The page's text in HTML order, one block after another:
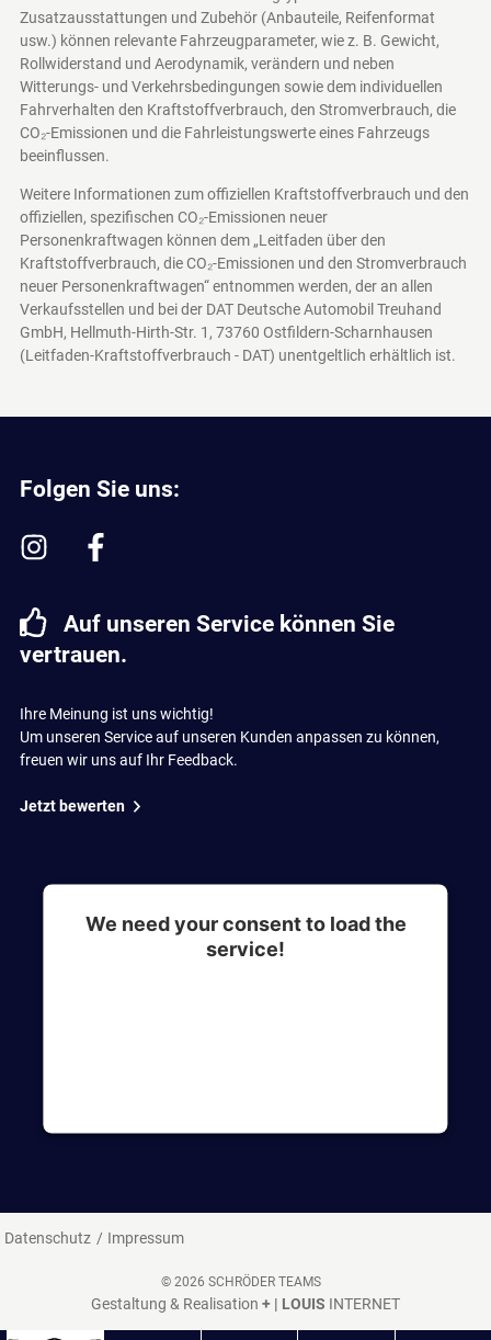
Zusatzausstattungen und Zubehör (Anbauteile, Reifenformat
usw.) können relevante Fahrzeugparameter, wie z. B. Gewicht,
Rollwiderstand und Aerodynamik, verändern und neben
Witterungs- und Verkehrsbedingungen sowie dem individuellen
Fahrverhalten den Kraftstoffverbrauch, den Stromverbrauch, die
CO₂-Emissionen und die Fahrleistungswerte eines Fahrzeugs
beeinflussen.
Weitere Informationen zum offiziellen Kraftstoffverbrauch und den
offiziellen, spezifischen CO₂-Emissionen neuer
Personenkraftwagen können dem „Leitfaden über den
Kraftstoffverbrauch, die CO₂-Emissionen und den Stromverbrauch
neuer Personenkraftwagen“ entnommen werden, der an allen
Verkaufsstellen und bei der DAT Deutsche Automobil Treuhand
GmbH, Hellmuth-Hirth-Str. 1, 73760 Ostfildern-Scharnhausen
(Leitfaden-Kraftstoffverbrauch - DAT) unentgeltlich erhältlich ist.
Folgen Sie uns:
Auf unseren Service können Sie
vertrauen.
Ihre Meinung ist uns wichtig!
Um unseren Service auf unseren Kunden anpassen zu können,
freuen wir uns auf Ihr Feedback.
Jetzt bewerten
We need your consent to load the
service!
Datenschutz Impressum
© 2026 SCHRÖDER TEAMS
Gestaltung & Realisation + | LOUIS INTERNET